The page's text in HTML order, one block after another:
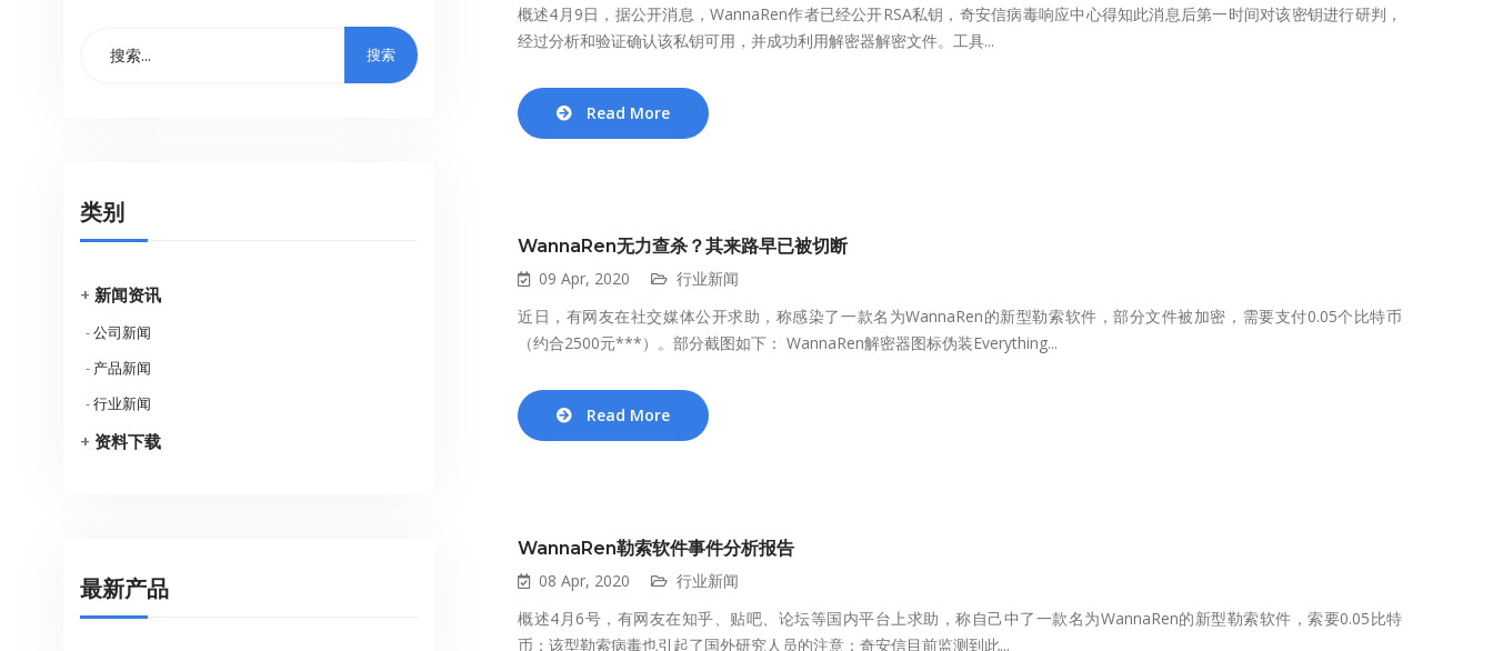
概述4月9日，据公开消息，WannaRen作者已经公开RSA私钥，奇安信病毒响应中心得知此消息后第一时间对该密钥进行研判，
经过分析和验证确认该私钥可用，并成功利用解密器解密文件。工具...
Read More
WannaRen无力查杀？其来路早已被切断
09 Apr, 2020
行业新闻
近日，有网友在社交媒体公开求助，称感染了一款名为WannaRen的新型勒索软件，部分文件被加密，需要支付0.05个比特币
（约合2500元***）。部分截图如下： WannaRen解密器图标伪装Everything...
Read More
WannaRen勒索软件事件分析报告
08 Apr, 2020
行业新闻
概述4月6号，有网友在知乎、贴吧、论坛等国内平台上求助，称自己中了一款名为WannaRen的新型勒索软件，索要0.05比特
币：该型勒索病毒也引起了国外研究人员的注意：奇安信目前监测到此...
类别
+ 新闻资讯
-公司新闻
- 产品新闻
-行业新闻
+ 资料下载
最新产品